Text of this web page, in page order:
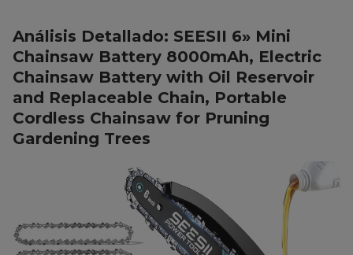
Análisis Detallado: SEESII 6» Mini
Chainsaw Battery 8000mAh, Electric
Chainsaw Battery with Oil Reservoir
and Replaceable Chain, Portable
Cordless Chainsaw for Pruning
Gardening Trees